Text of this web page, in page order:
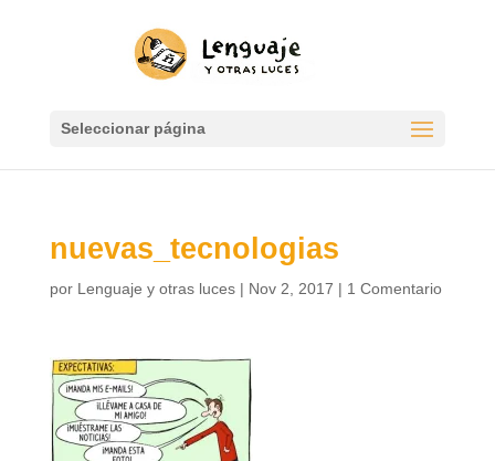
Seleccionar página
nuevas_tecnologias
por Lenguaje y otras luces| Nov 2, 2017 | 1 Comentario